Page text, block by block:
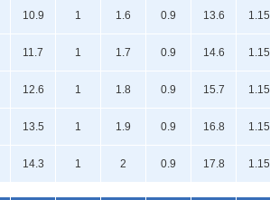
10.9 1 1.6 0.9 13.6 1.15
11.7 1 1.7 0.9 14.6 1.15
12.6 1 1.8 0.9 15.7 1.15
13.5 1 1.9 0.9 16.8 1.15
14.3 1 2 0.9 17.8 1.15